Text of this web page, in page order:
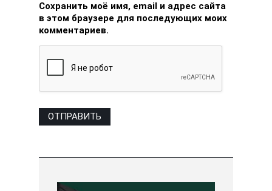
Сохранить моё имя, email и адрес сайта
в этом браузере для последующих моих
комментариев.